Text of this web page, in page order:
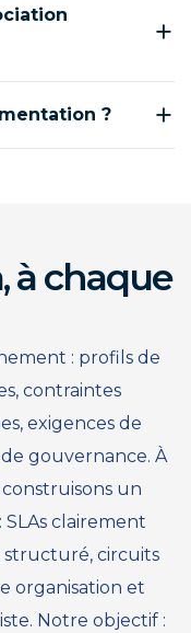
?
à chaque
: profils de
contraintes
exigences de
gouvernance. À
un
clairement
structuré, circuits
organisation et
Notre objectif :